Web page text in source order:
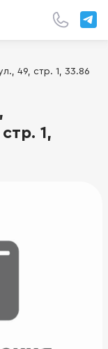
49, стр. 1, 33.86
1,